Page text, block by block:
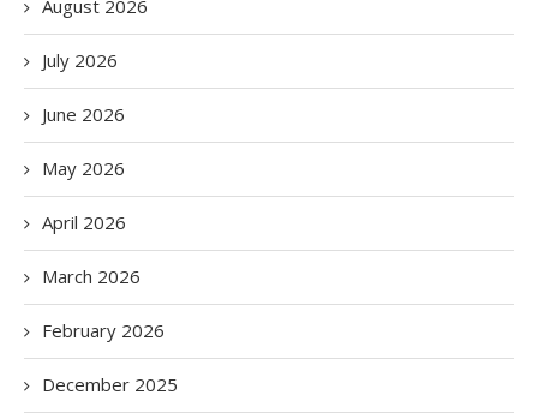
August 2026
July 2026
June 2026
May 2026
April 2026
March 2026
February 2026
December 2025